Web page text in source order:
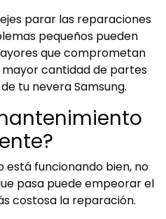
parar las reparaciones
pequeños pueden
que comprometan
cantidad de partes
tu nevera Samsung.
está funcionando bien, no
pasa puede empeorar el
costosa la reparación.